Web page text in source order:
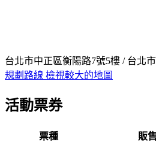
台北市中正區衡陽路7號5樓 / 台北
規劃路線 檢視較大的地圖
活動票券
票種 販